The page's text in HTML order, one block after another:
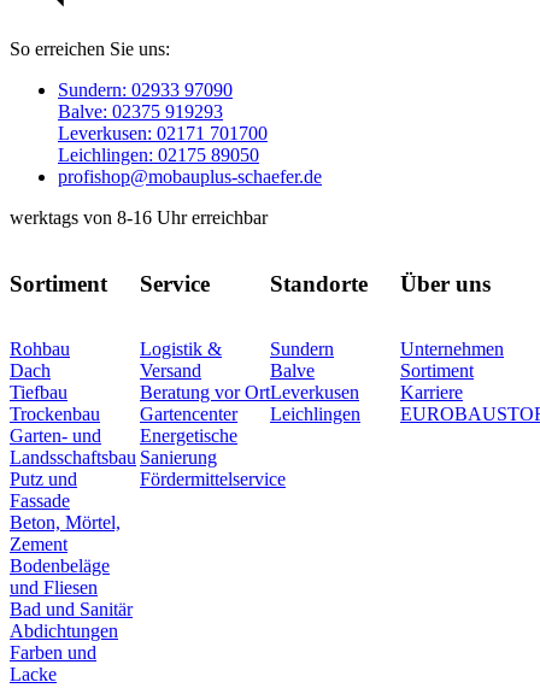
So erreichen Sie uns:
Sundern: 02933 97090
Balve: 02375 919293
Leverkusen: 02171 701700
Leichlingen: 02175 89050
profishop@mobauplus-schaefer.de
werktags von 8-16 Uhr erreichbar
Sortiment
Rohbau
Dach
Tiefbau
Trockenbau
Garten- und
Landsschaftsbau
Putz und
Fassade
Beton, Mörtel,
Zement
Bodenbeläge
und Fliesen
Bad und Sanitär
Abdichtungen
Farben und
Lacke
Service
Logistik &
Versand
Beratung vor Ort
Gartencenter
Energetische
Sanierung
Fördermittelservice
Standorte
Sundern
Balve
Leverkusen
Leichlingen
Über uns
Unternehmen
Sortiment
Karriere